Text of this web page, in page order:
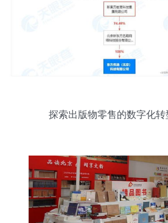
探索出版物零售的数字化